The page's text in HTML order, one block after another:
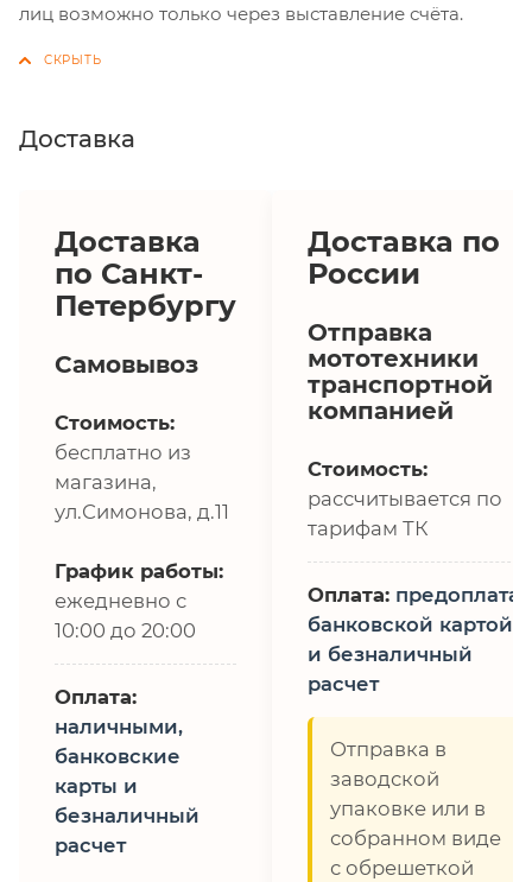
лиц возможно только через выставление счёта.
Доставка
Доставка
по Санкт-
Петербургу
Самовывоз
Стоимость:
бесплатно из
магазина,
ул.Симонова, д.11
График работы:
ежедневно с
10:00 до 20:00
Оплата:
наличными,
банковские
карты и
безналичный
расчет
Доставка по
России
Отправка
мототехники
транспортной
компанией
Стоимость:
рассчитывается по
тарифам ТК
Оплата: предоплата,
банковской картой
и безналичный
расчет
Отправка в
заводской
упаковке или в
собранном виде
с обрешеткой